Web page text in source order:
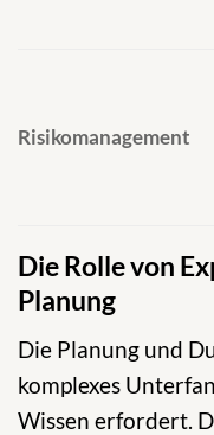
Risikomanagement
Die Rolle von
Planung
Die Planung und
komplexes
Wissen erfordert.